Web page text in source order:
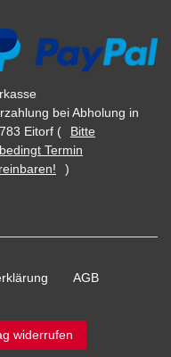
bei Abholung in
Eitorf (
Bitte
Termin
)
AGB
widerrufen